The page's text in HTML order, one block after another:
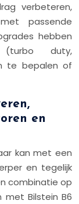
verbeteren,
passende
hebben
duty,
te bepalen of
en
kan met een
en tegelijk
combinatie op
met Bilstein B6